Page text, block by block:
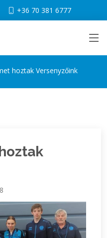
+36 70 381 6777
hoztak Versenyzőink